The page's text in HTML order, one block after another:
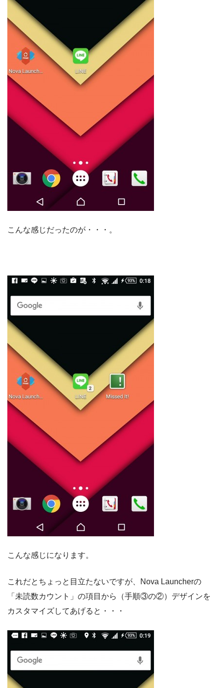
こんな感じだったのが・・・。
こんな感じになります。
これだとちょっと目立たないですが、Nova Launcherの
「未読数カウント」の項目から（手順③の②）デザインを
カスタマイズしてあげると・・・